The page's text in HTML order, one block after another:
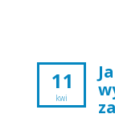
11
kwi